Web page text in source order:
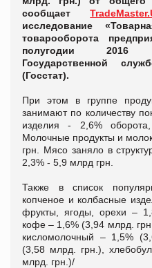
сообщает
исследование
товарооборота
полугодии 2016
Государственной
(Госстат).
При этом в группе
занимают по количеству
изделия - 2,6%
Молочные продукты и
грн. Мясо заняло в
2,3% - 5,9 млрд грн.
Также в список
копченое и колбасные
фрукты, ягоды, орехи –
кофе – 1,6% (3,94 млрд.
кисломолочный – 1,5%
(3,58 млрд. грн.),
млрд. грн.)/